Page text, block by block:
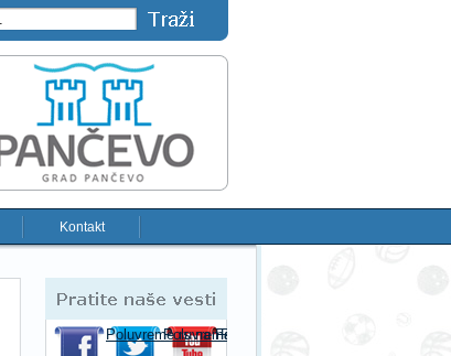
Kontakt
Poluvreme.rs na Facebooku-u
Poluvreme.rs na Twitter-u
Poluvreme.rs na YouTube-u